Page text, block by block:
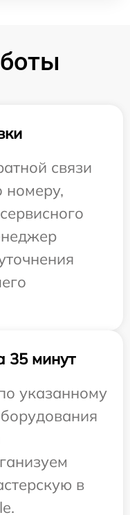
связи
номеру,
35 минут
указанному
в